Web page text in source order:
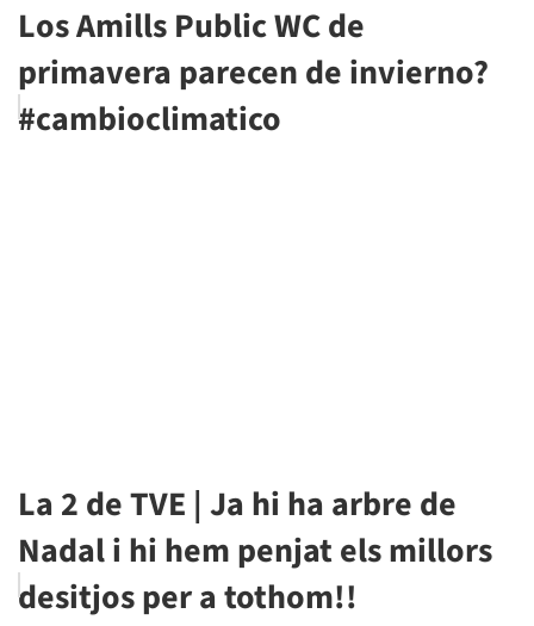
Los Amills Public WC de
primavera parecen de invierno?
#cambioclimatico
La 2 de TVE | Ja hi ha arbre de
Nadal i hi hem penjat els millors
desitjos per a tothom!!